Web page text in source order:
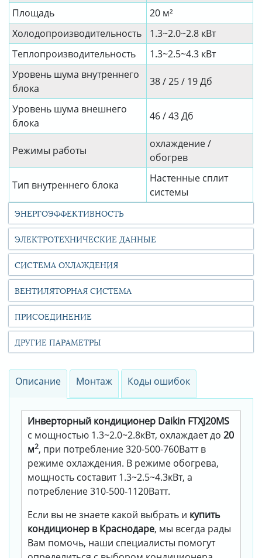
Площадь
20 м²
Холодопроизводительность
1.3~2.0~2.8 кВт
Теплопроизводительность
1.3~2.5~4.3 кВт
Уровень шума внутреннего
блока
38 / 25 / 19 Дб
Уровень шума внешнего
блока
46 / 43 Дб
Режимы работы
охлаждение /
обогрев
Тип внутреннего блока
Настенные сплит
системы
ЭНЕРГОЭФФЕКТИВНОСТЬ
ЭЛЕКТРОТЕХНИЧЕСКИЕ ДАННЫЕ
СИСТЕМА ОХЛАЖДЕНИЯ
ВЕНТИЛЯТОРНАЯ СИСТЕМА
ПРИСОЕДИНЕНИЕ
ДРУГИЕ ПАРАМЕТРЫ
Описание Монтаж Коды ошибок
Инверторный кондиционер Daikin FTXJ20MS
с мощностью 1.3~2.0~2.8кВт, охлаждает до 20
м2, при потребление 320-500-760Ватт в
режиме охлаждения. В режиме обогрева,
мощность составит 1.3~2.5~4.3кВт, а
потребление 310-500-1120Ватт.
Если вы не знаете какой выбрать и купить
кондиционер в Краснодаре, мы всегда рады
Вам помочь, наши специалисты помогут